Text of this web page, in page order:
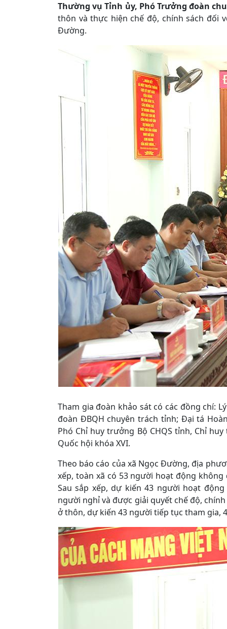
Thường vụ Tỉnh ủy, Phó Trưởng đoàn
thôn và thực hiện chế độ, chính sách đối
Đường.
Tham gia đoàn khảo sát có các đồng chí:
đoàn ĐBQH chuyên trách tỉnh; Đại tá
Phó Chỉ huy trưởng Bộ CHQS tỉnh, Chỉ
Quốc hội khóa XVI.
Theo báo cáo của xã Ngọc Đường, địa
xếp, toàn xã có 53 người hoạt động
Sau sắp xếp, dự kiến 43 người hoạt
người nghỉ và được giải quyết chế độ,
ở thôn, dự kiến 43 người tiếp tục tham gia,